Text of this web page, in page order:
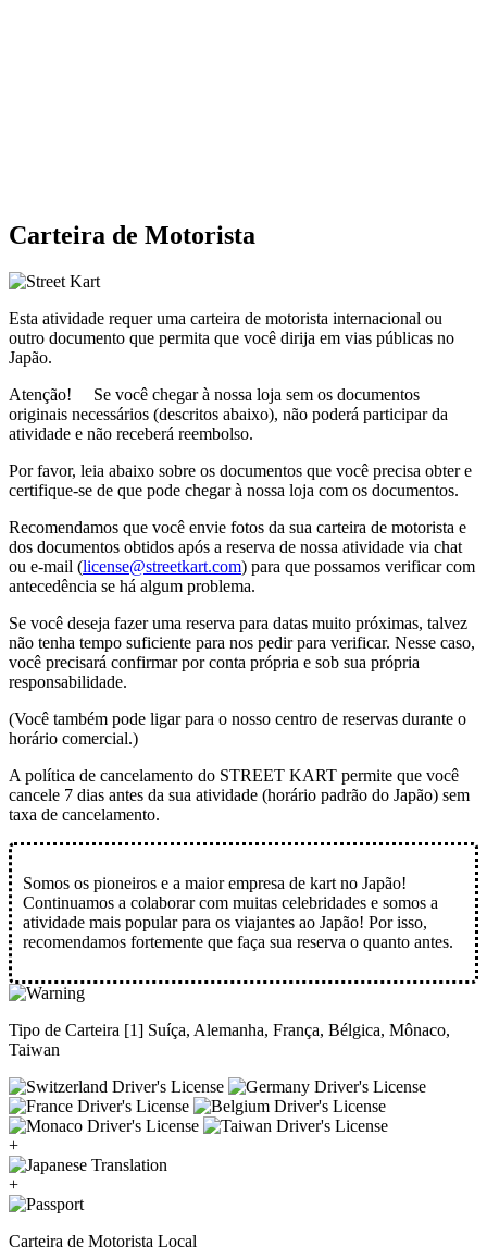
Carteira de Motorista
Esta atividade requer uma carteira de motorista internacional ou
outro documento que permita que você dirija em vias públicas no
Japão.
Atenção! Se você chegar à nossa loja sem os documentos
originais necessários (descritos abaixo), não poderá participar da
atividade e não receberá reembolso.
Por favor, leia abaixo sobre os documentos que você precisa obter e
certifique-se de que pode chegar à nossa loja com os documentos.
Recomendamos que você envie fotos da sua carteira de motorista e
dos documentos obtidos após a reserva de nossa atividade via chat
ou e-mail (license@streetkart.com) para que possamos verificar com
antecedência se há algum problema.
Se você deseja fazer uma reserva para datas muito próximas, talvez
não tenha tempo suficiente para nos pedir para verificar. Nesse caso,
você precisará confirmar por conta própria e sob sua própria
responsabilidade.
(Você também pode ligar para o nosso centro de reservas durante o
horário comercial.)
A política de cancelamento do STREET KART permite que você
cancele 7 dias antes da sua atividade (horário padrão do Japão) sem
taxa de cancelamento.
Somos os pioneiros e a maior empresa de kart no Japão!
Continuamos a colaborar com muitas celebridades e somos a
atividade mais popularpara os viajantes ao Japão! Por isso,
recomendamos fortemente que faça sua reserva o quanto antes.
Tipo de Carteira [1] Suíça, Alemanha, França, Bélgica, Mônaco,
Taiwan
+
+
Carteira de Motorista Local